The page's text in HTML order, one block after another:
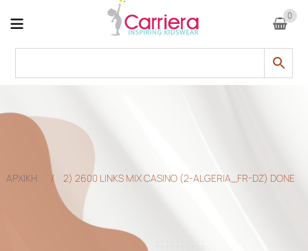
0
ΑΡΧΙΚΗ / 2) 2600 LINKS MIX CASINO (2-ALGERIA_FR-DZ) DONE